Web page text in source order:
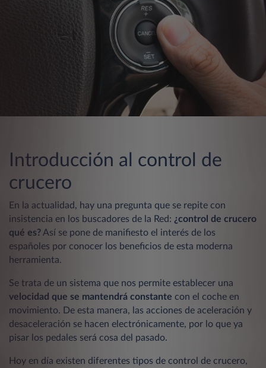
Introducción al control de
crucero
En la actualidad, hay una pregunta que se repite con
insistencia en los buscadores de la Red: ¿control de crucero
qué es? Así se pone de manifiesto el interés de los
españoles por conocer los beneficios de esta moderna
herramienta.
Se trata de un sistema que nos permite establecer una
velocidad que se mantendrá constante con el coche en
movimiento. De esta manera, las acciones de aceleración y
desaceleración se hacen electrónicamente, por lo que ya
pisar los pedales será cosa del pasado.
Hoy en día existen diferentes tipos de control de crucero,